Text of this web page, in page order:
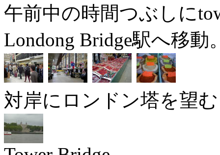
午前中の時間つぶしに
Londong Bridge駅へ移動
対岸にロンドン塔を望む